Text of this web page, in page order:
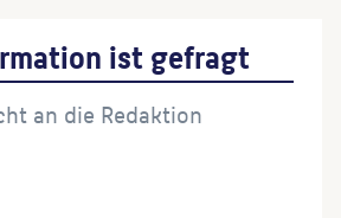
ist gefragt